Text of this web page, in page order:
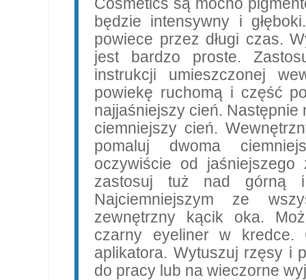
będzie intensywny i
powiece przez długi czas.
jest bardzo proste.
instrukcji umieszczonej
powiekę ruchomą i część
najjaśniejszy cień. Następnie
ciemniejszy cień.
pomaluj dwoma
oczywiście od
zastosuj tuż nad górną
Najciemniejszym ze
zewnętrzny kącik oka.
czarny eyeliner w kredce.
aplikatora. Wytuszuj rzęsy i
do pracy lub na wieczorne